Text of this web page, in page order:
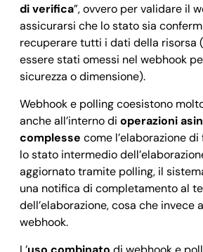
di verifica”, ovvero per validare il
assicurarsi che lo stato sia
recuperare tutti i dati della risorsa
essere stati omessi nel webhook
sicurezza o dimensione).
Webhook e polling coesistono
anche all’interno di operazioni
complesse come l’elaborazione
lo stato intermedio
aggiornato tramite polling, il
una notifica di completamento al
dell’elaborazione, cosa che invece
webhook.